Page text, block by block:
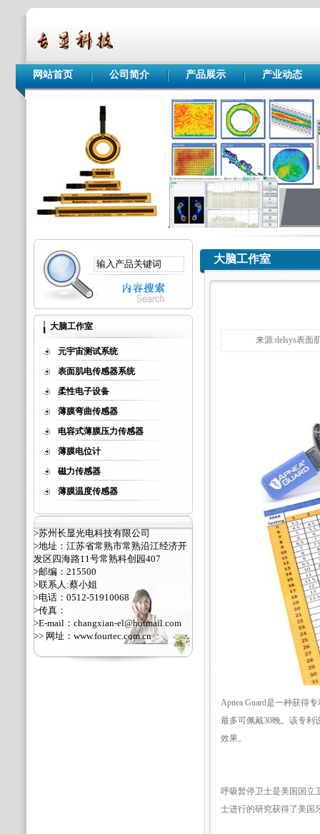
网站首页 公司简介 产品展示 产业动态
大脑工作室
元宇宙测试系统
表面肌电传感器系统
柔性电子设备
薄膜弯曲传感器
电容式薄膜压力传感器
薄膜电位计
磁力传感器
薄膜温度传感器
>苏州长显光电科技有限公司
>地址：江苏省常熟市常熟沿江经济开
发区四海路11号常熟科创园407
>邮编：215500
>联系人:蔡小姐
>电话：0512-51910068
>传真：
>E-mail：changxian-el@hotmail.com
>> 网址： www.fourtec.com.cn
大脑工作室
来源:delsys表面
Apnea Guard是一种获得
最多可佩戴30晚。该专利
效果。
呼吸暂停卫士是美国国立
士进行的研究获得了美国